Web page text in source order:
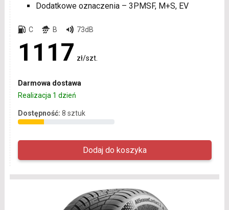
Dodatkowe oznaczenia – 3PMSF, M+S, EV
C B 73dB
1117 zł/szt.
Darmowa dostawa
Realizacja 1 dzień
Dostępność: 8 sztuk